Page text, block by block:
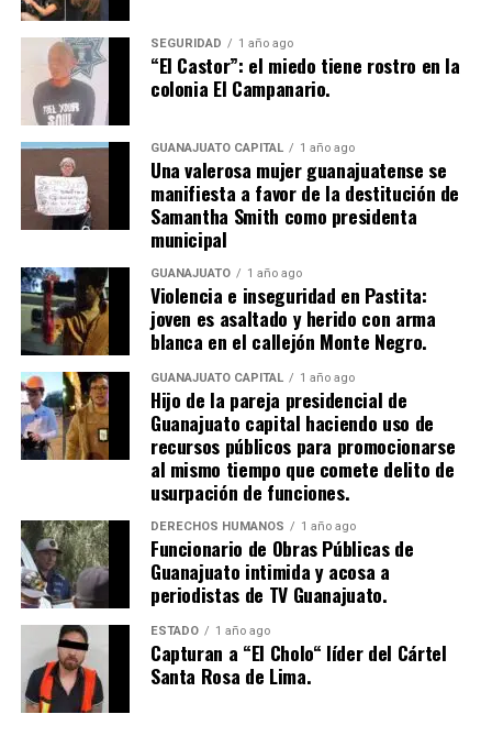
SEGURIDAD 1 año ago
“El Castor”: el miedo tiene rostro en la
colonia El Campanario.
GUANAJUATO CAPITAL 1 año ago
Una valerosa mujer guanajuatense se
manifiesta a favor de la destitución de
Samantha Smith como presidenta
municipal
GUANAJUATO 1 año ago
Violencia e inseguridad en Pastita:
joven es asaltado y herido con arma
blanca en el callejón Monte Negro.
GUANAJUATO CAPITAL 1 año ago
Hijo de la pareja presidencial de
Guanajuato capital haciendo uso de
recursos públicos para promocionarse
al mismo tiempo que comete delito de
usurpación de funciones.
DERECHOS HUMANOS 1 año ago
Funcionario de Obras Públicas de
Guanajuato intimida y acosa a
periodistas de TV Guanajuato.
ESTADO 1 año ago
Capturan a “El Cholo“ líder del Cártel
Santa Rosa de Lima.